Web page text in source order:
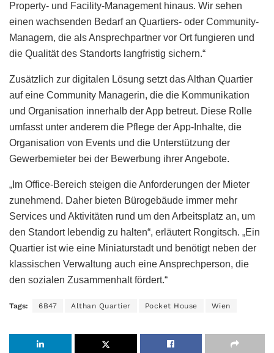
Property- und Facility-Management hinaus. Wir sehen
einen wachsenden Bedarf an Quartiers- oder Community-
Managern, die als Ansprechpartner vor Ort fungieren und
die Qualität des Standorts langfristig sichern.“
Zusätzlich zur digitalen Lösung setzt das Althan Quartier
auf eine Community Managerin, die die Kommunikation
und Organisation innerhalb der App betreut. Diese Rolle
umfasst unter anderem die Pflege der App-Inhalte, die
Organisation von Events und die Unterstützung der
Gewerbemieter bei der Bewerbung ihrer Angebote.
„Im Office-Bereich steigen die Anforderungen der Mieter
zunehmend. Daher bieten Bürogebäude immer mehr
Services und Aktivitäten rund um den Arbeitsplatz an, um
den Standort lebendig zu halten“, erläutert Rongitsch. „Ein
Quartier ist wie eine Miniaturstadt und benötigt neben der
klassischen Verwaltung auch eine Ansprechperson, die
den sozialen Zusammenhalt fördert.“
Tags: 6B47 Althan Quartier Pocket House Wien